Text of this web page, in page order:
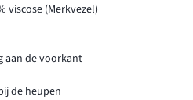
viscose (Merkvezel)
aan de voorkant
de heupen